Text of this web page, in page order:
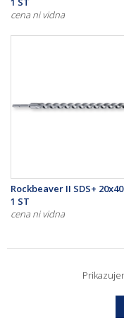
cena ni vidna
Rockbeaver II SDS+
1 ST
cena ni vidna